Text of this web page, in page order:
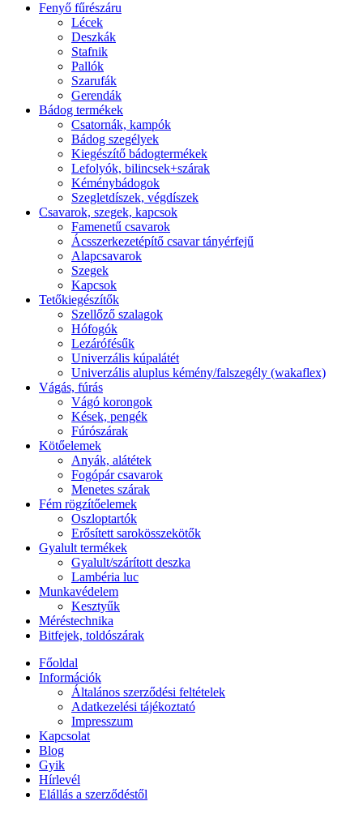
Fenyő fűrészáru
Lécek
Deszkák
Stafnik
Pallók
Szarufák
Gerendák
Bádog termékek
Csatornák, kampók
Bádog szegélyek
Kiegészítő bádogtermékek
Lefolyók, bilincsek+szárak
Kéménybádogok
Szegletdíszek, végdíszek
Csavarok, szegek, kapcsok
Famenetű csavarok
Ácsszerkezetépítő csavar tányérfejű
Alapcsavarok
Szegek
Kapcsok
Tetőkiegészítők
Szellőző szalagok
Hófogók
Lezárófésűk
Univerzális kúpalátét
Univerzális aluplus kémény/falszegély (wakaflex)
Vágás, fúrás
Vágó korongok
Kések, pengék
Fúrószárak
Kötőelemek
Anyák, alátétek
Fogópár csavarok
Menetes szárak
Fém rögzítőelemek
Oszloptartók
Erősített sarokösszekötők
Gyalult termékek
Gyalult/szárított deszka
Lambéria luc
Munkavédelem
Kesztyűk
Méréstechnika
Bitfejek, toldószárak
Főoldal
Információk
Általános szerződési feltételek
Adatkezelési tájékoztató
Impresszum
Kapcsolat
Blog
Gyik
Hírlevél
Elállás a szerződéstől